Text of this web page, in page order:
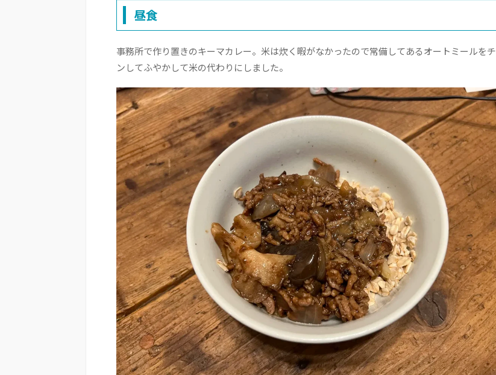
昼食
事務所で作り置きのキーマカレー。米は炊く暇がなかったので常備してあるオートミールをチ
ンしてふやかして米の代わりにしました。